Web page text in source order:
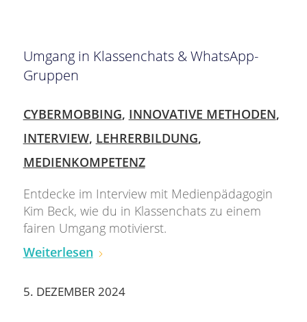
Umgang in Klassenchats & WhatsApp-
Gruppen
CYBERMOBBING, INNOVATIVE METHODEN,
INTERVIEW, LEHRERBILDUNG,
MEDIENKOMPETENZ
Entdecke im Interview mit Medienpädagogin
Kim Beck, wie du in Klassenchats zu einem
fairen Umgang motivierst.
Weiterlesen
5. DEZEMBER 2024